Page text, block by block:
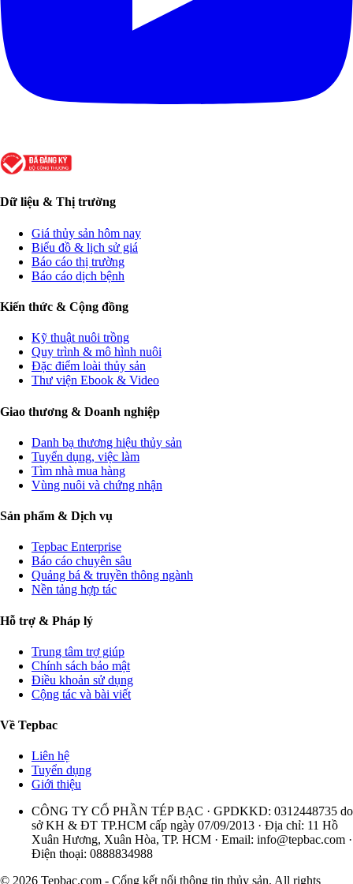
Dữ liệu & Thị trường
Giá thủy sản hôm nay
Biểu đồ & lịch sử giá
Báo cáo thị trường
Báo cáo dịch bệnh
Kiến thức & Cộng đồng
Kỹ thuật nuôi trồng
Quy trình & mô hình nuôi
Đặc điểm loài thủy sản
Thư viện Ebook & Video
Giao thương & Doanh nghiệp
Danh bạ thương hiệu thủy sản
Tuyển dụng, việc làm
Tìm nhà mua hàng
Vùng nuôi và chứng nhận
Sản phẩm & Dịch vụ
Tepbac Enterprise
Báo cáo chuyên sâu
Quảng bá & truyền thông ngành
Nền tảng hợp tác
Hỗ trợ & Pháp lý
Trung tâm trợ giúp
Chính sách bảo mật
Điều khoản sử dụng
Cộng tác và bài viết
Về Tepbac
Liên hệ
Tuyển dụng
Giới thiệu
CÔNG TY CỔ PHẦN TÉP BẠC · GPDKKD: 0312448735 do
sở KH & ĐT TP.HCM cấp ngày 07/09/2013 · Địa chỉ: 11 Hồ
Xuân Hương, Xuân Hòa, TP. HCM · Email: info@tepbac.com ·
Điện thoại: 0888834988
© 2026 Tepbac.com - Cổng kết nối thông tin thủy sản. All rights